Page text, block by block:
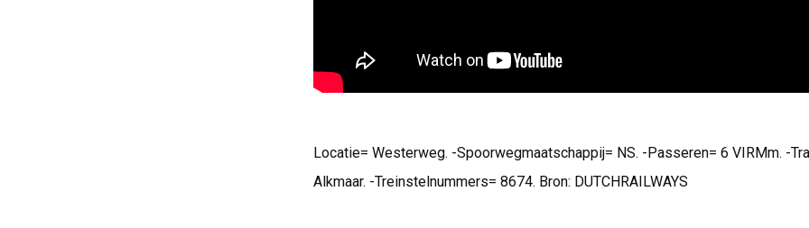
Locatie= Westerweg. -Spoorwegmaatschappij= NS. -Passeren= 6 VIRMm. -
Alkmaar. -Treinstelnummers= 8674. Bron: DUTCHRAILWAYS